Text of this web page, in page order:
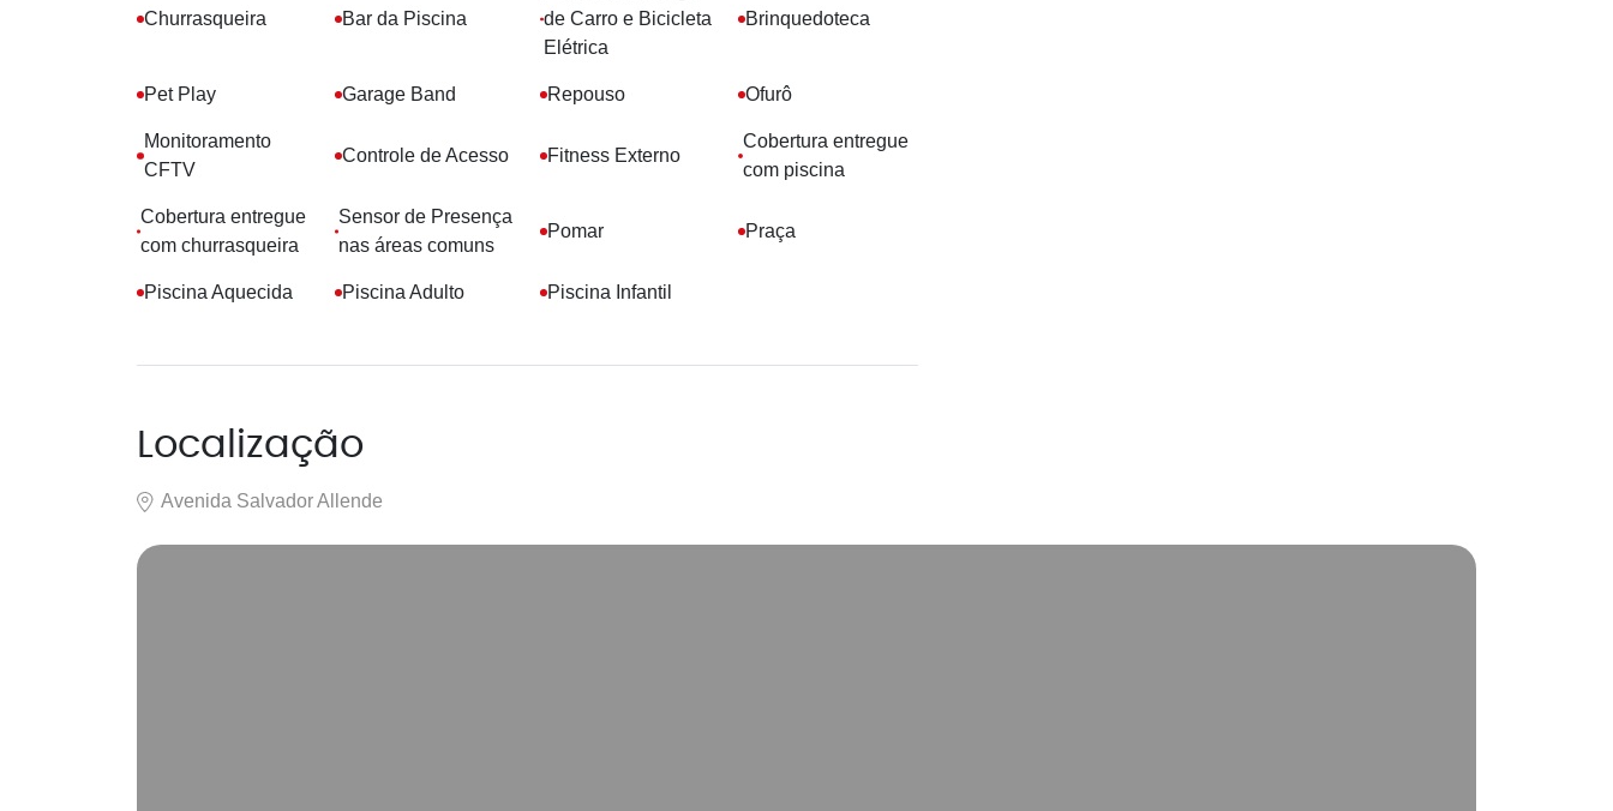
Churrasqueira Bar da Piscina
de Carro e Bicicleta
Elétrica
Brinquedoteca
Pet Play Garage Band Repouso Ofurô
Monitoramento
CFTV
Controle de Acesso Fitness Externo
Cobertura entregue
com piscina
Cobertura entregue
com churrasqueira
Sensor de Presença
nas áreas comuns
Pomar Praça
Piscina Aquecida Piscina Adulto Piscina Infantil
Localização
Avenida Salvador Allende